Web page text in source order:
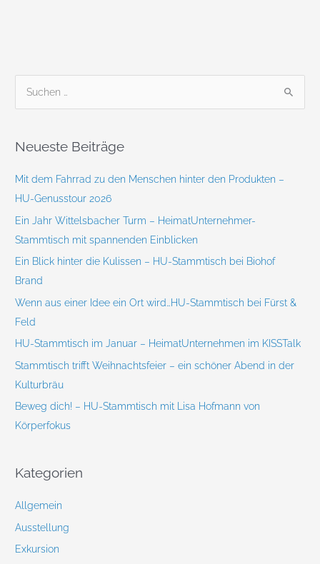
h
h
:
Neueste Beiträge
Mit dem Fahrrad zu den Menschen hinter den Produkten –
HU-Genusstour 2026
Ein Jahr Wittelsbacher Turm – HeimatUnternehmer-
Stammtisch mit spannenden Einblicken
Ein Blick hinter die Kulissen – HU-Stammtisch bei Biohof
Brand
Wenn aus einer Idee ein Ort wird…HU-Stammtisch bei Fürst &
Feld
HU-Stammtisch im Januar – HeimatUnternehmen im KISSTalk
Stammtisch trifft Weihnachtsfeier – ein schöner Abend in der
Kulturbräu
Beweg dich! – HU-Stammtisch mit Lisa Hofmann von
Körperfokus
Kategorien
Allgemein
Ausstellung
Exkursion